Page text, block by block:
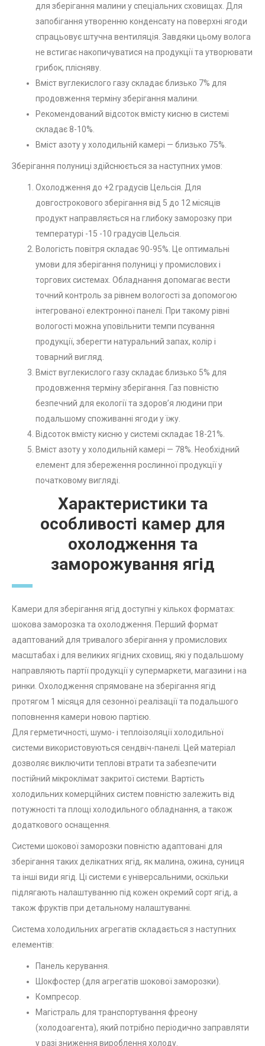
для зберігання малини у спеціальних сховищах. Для
запобігання утворенню конденсату на поверхні ягоди
спрацьовує штучна вентиляція. Завдяки цьому волога
не встигає накопичуватися на продукції та утворювати
грибок, плісняву.
Вміст вуглекислого газу складає близько 7% для
продовження терміну зберігання малини.
Рекомендований відсоток вмісту кисню в системі
складає 8-10%.
Вміст азоту у холодильній камері — близько 75%.
Зберігання полуниці здійснюється за наступних умов:
Охолодження до +2 градусів Цельсія. Для
довгострокового зберігання від 5 до 12 місяців
продукт направляється на глибоку заморозку при
температурі -15 -10 градусів Цельсія.
Вологість повітря складає 90-95%. Це оптимальні
умови для зберігання полуниці у промислових і
торгових системах. Обладнання допомагає вести
точний контроль за рівнем вологості за допомогою
інтегрованої електронної панелі. При такому рівні
вологості можна уповільнити темпи псування
продукції, зберегти натуральний запах, колір і
товарний вигляд.
Вміст вуглекислого газу складає близько 5% для
продовження терміну зберігання. Газ повністю
безпечний для екології та здоров’я людини при
подальшому споживанні ягоди у їжу.
Відсоток вмісту кисню у системі складає 18-21%.
Вміст азоту у холодильній камері — 78%. Необхідний
елемент для збереження рослинної продукції у
початковому вигляді.
Характеристики та
особливості камер для
охолодження та
заморожування ягід
Камери для зберігання ягід доступні у кількох форматах:
шокова заморозка та охолодження. Перший формат
адаптований для тривалого зберігання у промислових
масштабах і для великих ягідних сховищ, які у подальшому
направляють партії продукції у супермаркети, магазини і на
ринки. Охолодження спрямоване на зберігання ягід
протягом 1 місяця для сезонної реалізації та подальшого
поповнення камери новою партією.
Для герметичності, шумо- і теплоізоляції холодильної
системи використовуються сендвіч-панелі. Цей матеріал
дозволяє виключити теплові втрати та забезпечити
постійний мікроклімат закритої системи. Вартість
холодильних комерційних систем повністю залежить від
потужності та площі холодильного обладнання, а також
додаткового оснащення.
Системи шокової заморозки повністю адаптовані для
зберігання таких делікатних ягід, як малина, ожина, суниця
та інші види ягід. Ці системи є універсальними, оскільки
підлягають налаштуванню під кожен окремий сорт ягід, а
також фруктів при детальному налаштуванні.
Система холодильних агрегатів складається з наступних
елементів:
Панель керування.
Шокфостер (для агрегатів шокової заморозки).
Компресор.
Магістраль для транспортування фреону
(холодоагента), який потрібно періодично заправляти
у разі зниження вироблення холоду.